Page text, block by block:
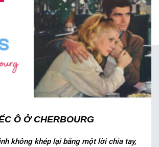
Ô Ở CHERBOURG
không khép lại bằng một lời chia tay,